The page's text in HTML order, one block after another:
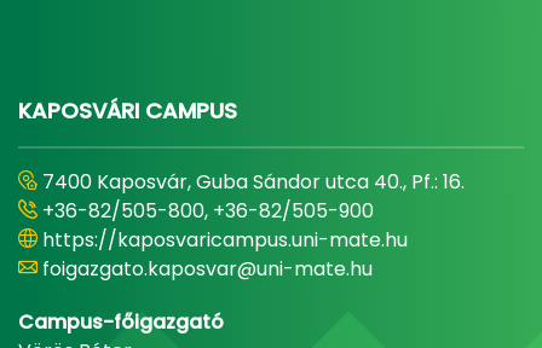
KAPOSVÁRI CAMPUS
7400 Kaposvár, Guba Sándor utca 40., Pf.: 16.
+36-82/505-800, +36-82/505-900
https://kaposvaricampus.uni-mate.hu
foigazgato.kaposvar@uni-mate.hu
Campus-főigazgató